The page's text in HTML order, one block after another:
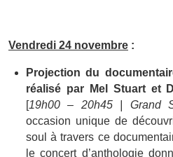
Vendredi 24 novembre :
Projection du
réalisé par Mel Stuart et
[19h00 – 20h45 | Grand
occasion unique de
soul à travers ce
le concert d’anthologie